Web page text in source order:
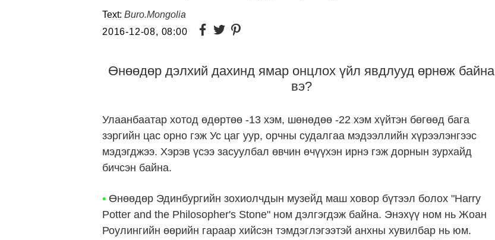
Text: Buro.Mongolia
2016-12-08, 08:00
Өнөөдөр дэлхий дахинд ямар онцлох үйл явдлууд өрнөж байна
вэ?
Улаанбаатар хотод өдөртөө -13 хэм, шөнөдөө -22 хэм хүйтэн бөгөөд бага
зэргийн цас орно гэж Ус цаг уур, орчны судалгаа мэдээллийн хүрээлэнгээс
мэдэгджээ. Хэрэв үсээ засуулбал өвчин өчүүхэн ирнэ гэж дорнын зурхайд
бичсэн байна.
• Өнөөдөр Эдинбургийн зохиолчдын музейд маш ховор бүтээл болох "Harry
Potter and the Philosopher's Stone" ном дэлгэгдэж байна. Энэхүү ном нь Жоан
Роулингийн өөрийн гараар хийсэн тэмдэглэгээтэй анхны хувилбар нь юм.